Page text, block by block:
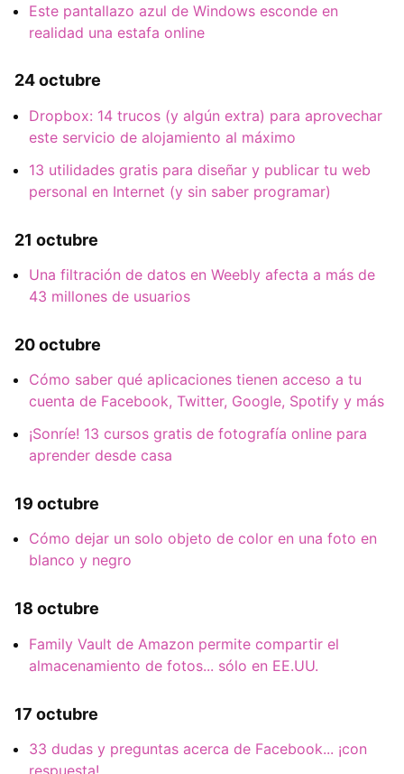
Este pantallazo azul de Windows esconde en
realidad una estafa online
24 octubre
Dropbox: 14 trucos (y algún extra) para aprovechar
este servicio de alojamiento al máximo
13 utilidades gratis para diseñar y publicar tu web
personal en Internet (y sin saber programar)
21 octubre
Una filtración de datos en Weebly afecta a más de
43 millones de usuarios
20 octubre
Cómo saber qué aplicaciones tienen acceso a tu
cuenta de Facebook, Twitter, Google, Spotify y más
¡Sonríe! 13 cursos gratis de fotografía online para
aprender desde casa
19 octubre
Cómo dejar un solo objeto de color en una foto en
blanco y negro
18 octubre
Family Vault de Amazon permite compartir el
almacenamiento de fotos... sólo en EE.UU.
17 octubre
33 dudas y preguntas acerca de Facebook... ¡con
respuesta!